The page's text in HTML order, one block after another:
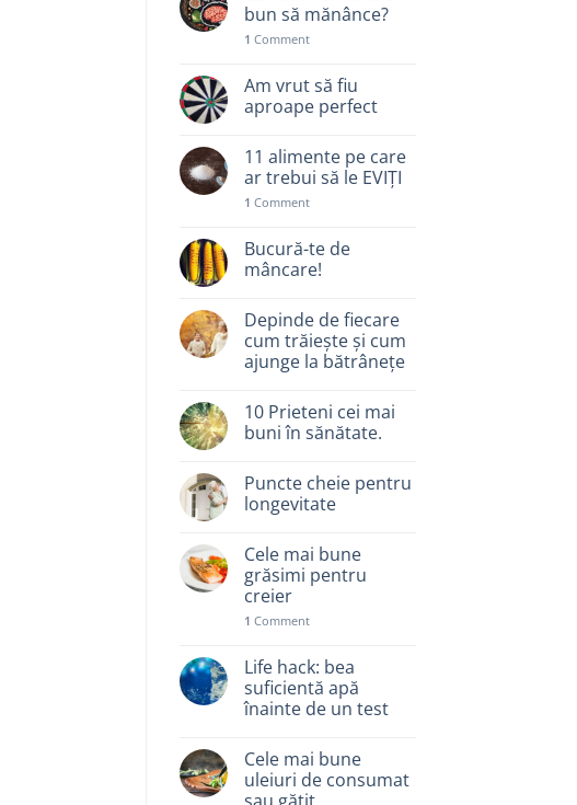
bun să mănânce?
1 Comment
Am vrut să fiu
aproape perfect
11 alimente pe care
ar trebui să le EVIȚI
1 Comment
Bucură-te de
mâncare!
Depinde de fiecare
cum trăiește și cum
ajunge la bătrânețe
10 Prieteni cei mai
buni în sănătate.
Puncte cheie pentru
longevitate
Cele mai bune
grăsimi pentru
creier
1 Comment
Life hack: bea
suficientă apă
înainte de un test
Cele mai bune
uleiuri de consumat